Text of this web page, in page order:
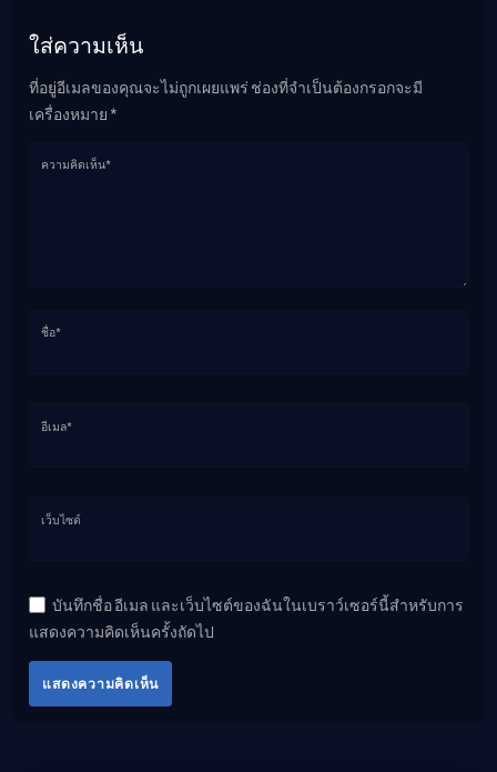
ใส่ความเห็น
ที่อยู่อีเมลของคุณจะไม่ถูกเผยแพร่ ช่องที่จำเป็นต้องกรอกจะมี
เครื่องหมาย *
ความคิดเห็น*
ชื่อ*
อีเมล*
เว็บไซต์
บันทึกชื่อ อีเมล และเว็บไซต์ของฉันในเบราว์เซอร์นี้สำหรับการ
แสดงความคิดเห็นครั้งถัดไป
แสดงความคิดเห็น